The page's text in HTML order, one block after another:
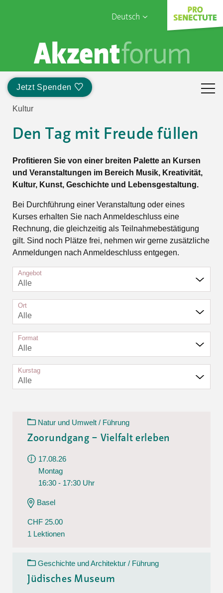
Deutsch
English
Français
Jetzt Spenden
Sophia Care
Kultur
Den Tag mit Freude füllen
Profitieren Sie von einer breiten Palette an Kursen
und Veranstaltungen im Bereich Musik, Kreativität,
Kultur, Kunst, Geschichte und Lebensgestaltung.
Bei Durchführung einer Veranstaltung oder eines
Kurses erhalten Sie nach Anmeldeschluss eine
Rechnung, die gleichzeitig als Teilnahmebestätigung
gilt. Sind noch Plätze frei, nehmen wir gerne zusätzliche
Anmeldungen nach Anmeldeschluss entgegen.
Angebot
Alle
Ort
Alle
Format
Alle
Kurstag
Alle
Natur und Umwelt / Führung
Zoorundgang – Vielfalt erleben
17.08.26
Montag
16:30 - 17:30 Uhr
Basel
CHF 25.00
1 Lektionen
Geschichte und Architektur / Führung
Jüdisches Museum